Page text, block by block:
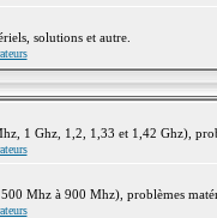
solutions et autre.
1 Ghz, 1,2, 1,33 et 1,42 Ghz),
Mhz à 900 Mhz), problèmes